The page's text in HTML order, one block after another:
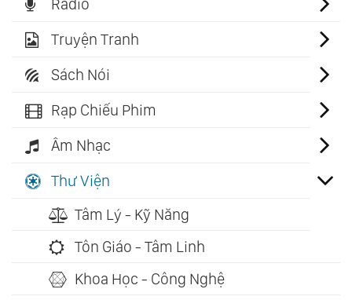
Radio
Truyện Tranh
Sách Nói
Rạp Chiếu Phim
Âm Nhạc
Thư Viện
Tâm Lý - Kỹ Năng
Tôn Giáo - Tâm Linh
Khoa Học - Công Nghệ